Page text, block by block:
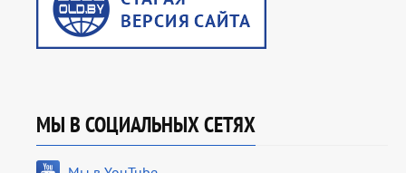
МЫ В СОЦИАЛЬНЫХ СЕТЯХ